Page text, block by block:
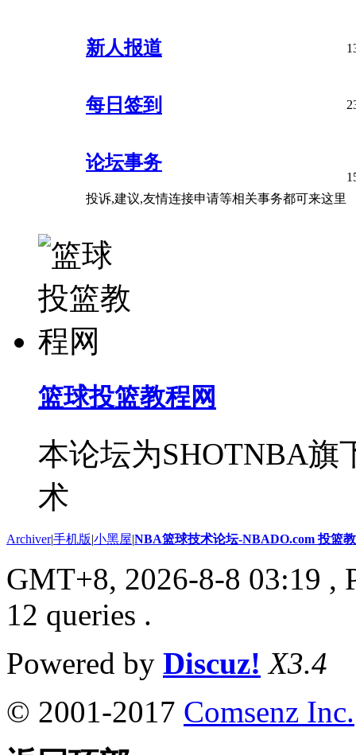
新人报道
每日签到
论坛事务
投诉,建议,友情连接申请等相关事务都可来这里
篮球投篮教程网
本论坛为SHOTNBA旗
术
Archiver|手机版|小黑屋|NBA篮球技术论坛-NBADO.com 投篮
GMT+8, 2026-8-8 03:19 ,
12 queries .
Powered by Discuz! X3.4
© 2001-2017 Comsenz Inc.